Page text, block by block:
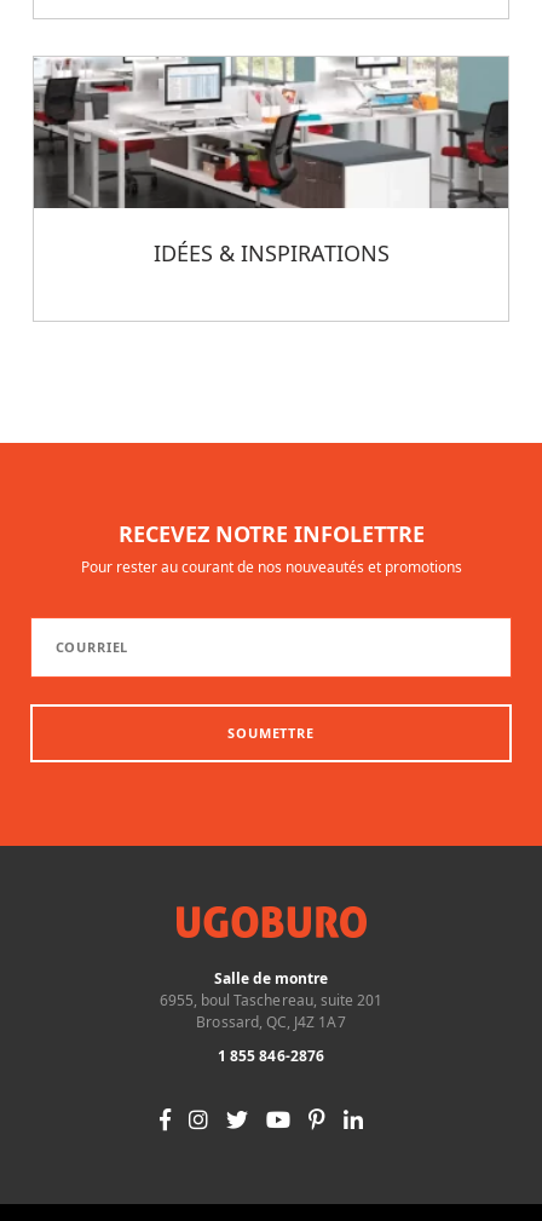
IDÉES & INSPIRATIONS
RECEVEZ NOTRE INFOLETTRE
Pour rester au courant de nos nouveautés et promotions
SOUMETTRE
Salle de montre
6955, boul Taschereau, suite 201
Brossard, QC, J4Z 1A7
1 855 846-2876